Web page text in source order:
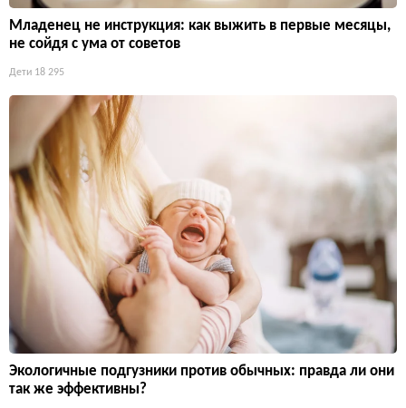
Младенец не инструкция: как выжить в первые месяцы,
не сойдя с ума от советов
Дети 18 295
Экологичные подгузники против обычных: правда ли они
так же эффективны?